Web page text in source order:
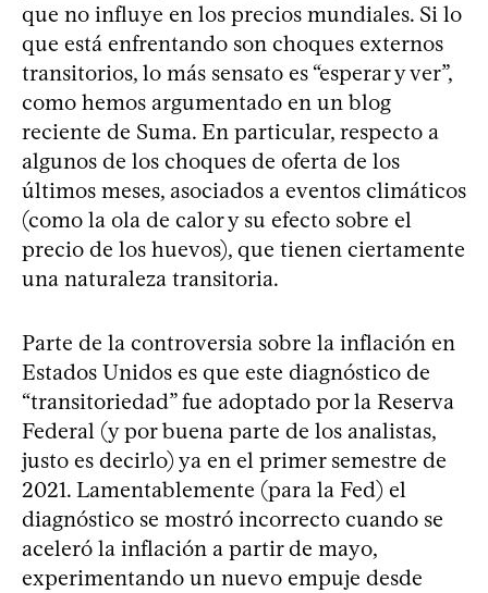
que no influye en los precios mundiales. Si lo
que está enfrentando son choques externos
transitorios, lo más sensato es “esperar y ver”,
como hemos argumentado en un blog
reciente de Suma. En particular, respecto a
algunos de los choques de oferta de los
últimos meses, asociados a eventos climáticos
(como la ola de calor y su efecto sobre el
precio de los huevos), que tienen ciertamente
una naturaleza transitoria.
Parte de la controversia sobre la inflación en
Estados Unidos es que este diagnóstico de
“transitoriedad” fue adoptado por la Reserva
Federal (y por buena parte de los analistas,
justo es decirlo) ya en el primer semestre de
2021. Lamentablemente (para la Fed) el
diagnóstico se mostró incorrecto cuando se
aceleró la inflación a partir de mayo,
experimentando un nuevo empuje desde